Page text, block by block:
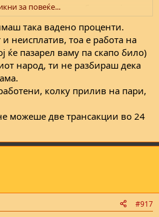
тука не разбирам која е
за повеќе...
така вадено проценти.
неисплатив, тоа е работа на
ќе пазарел ваму па скапо било)
народ, ти не разбираш дека
колку прилив на пари,
можеше две трансакции во 24
#917